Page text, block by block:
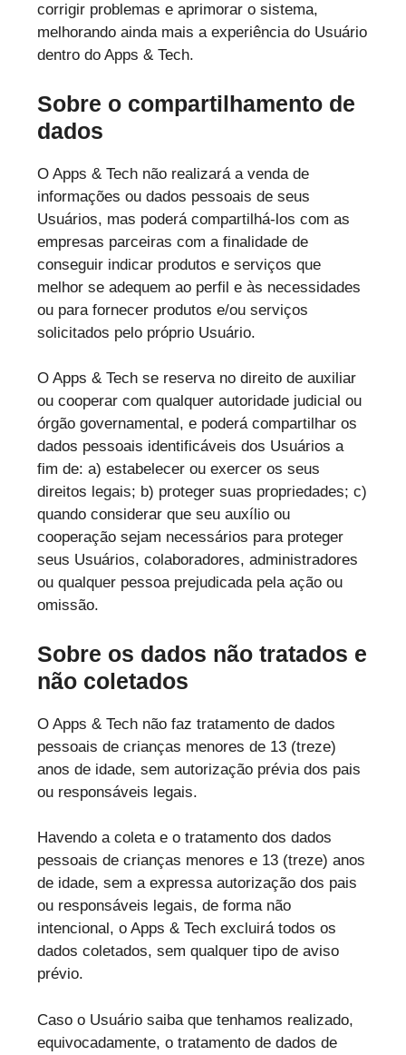
corrigir problemas e aprimorar o sistema,
melhorando ainda mais a experiência do Usuário
dentro do Apps & Tech.
Sobre o compartilhamento de
dados
O Apps & Tech não realizará a venda de
informações ou dados pessoais de seus
Usuários, mas poderá compartilhá-los com as
empresas parceiras com a finalidade de
conseguir indicar produtos e serviços que
melhor se adequem ao perfil e às necessidades
ou para fornecer produtos e/ou serviços
solicitados pelo próprio Usuário.
O Apps & Tech se reserva no direito de auxiliar
ou cooperar com qualquer autoridade judicial ou
órgão governamental, e poderá compartilhar os
dados pessoais identificáveis dos Usuários a
fim de: a) estabelecer ou exercer os seus
direitos legais; b) proteger suas propriedades; c)
quando considerar que seu auxílio ou
cooperação sejam necessários para proteger
seus Usuários, colaboradores, administradores
ou qualquer pessoa prejudicada pela ação ou
omissão.
Sobre os dados não tratados e
não coletados
O Apps & Tech não faz tratamento de dados
pessoais de crianças menores de 13 (treze)
anos de idade, sem autorização prévia dos pais
ou responsáveis legais.
Havendo a coleta e o tratamento dos dados
pessoais de crianças menores e 13 (treze) anos
de idade, sem a expressa autorização dos pais
ou responsáveis legais, de forma não
intencional, o Apps & Tech excluirá todos os
dados coletados, sem qualquer tipo de aviso
prévio.
Caso o Usuário saiba que tenhamos realizado,
equivocadamente, o tratamento de dados de